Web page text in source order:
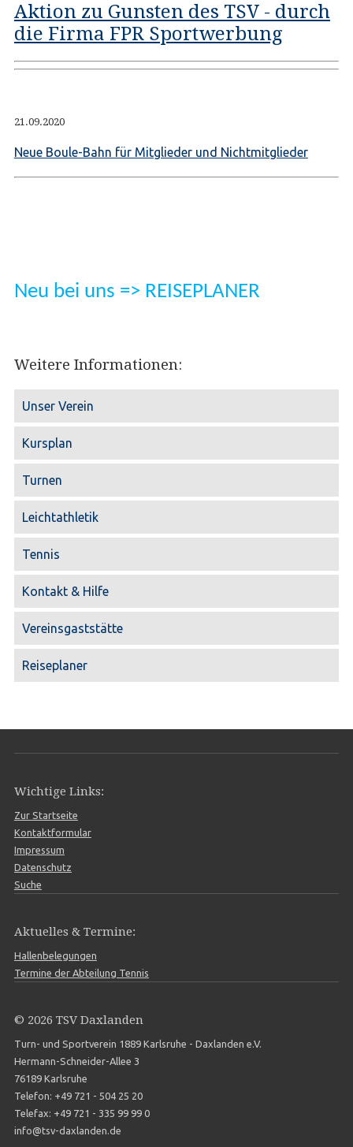
Aktion zu Gunsten des TSV - durch
die Firma FPR Sportwerbung
21.09.2020
Neue Boule-Bahn für Mitglieder und Nichtmitglieder
Neu bei uns => REISEPLANER
Weitere Informationen:
Unser Verein
Kursplan
Turnen
Leichtathletik
Tennis
Kontakt & Hilfe
Vereinsgaststätte
Reiseplaner
Wichtige Links:
Zur Startseite
Kontaktformular
Impressum
Datenschutz
Suche
Aktuelles & Termine:
Hallenbelegungen
Termine der Abteilung Tennis
© 2026 TSV Daxlanden
Turn- und Sportverein 1889 Karlsruhe - Daxlanden e.V.
Hermann-Schneider-Allee 3
76189 Karlsruhe
Telefon: +49 721 - 504 25 20
Telefax: +49 721 - 335 99 99 0
info@tsv-daxlanden.de